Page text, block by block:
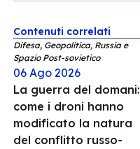
Contenuti correlati
Difesa, Geopolitica, Russia e
Spazio Post-sovietico
06 Ago 2026
La guerra del domani:
come i droni hanno
modificato la natura
del conflitto russo-